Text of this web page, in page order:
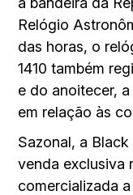
Relógio
das horas, o
1410 também
e do anoitecer,
em relação às
Sazonal, a
venda exclusiva
comercializada